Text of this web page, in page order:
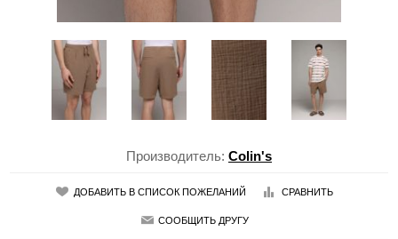
Производитель: Colin's
ДОБАВИТЬ В СПИСОК ПОЖЕЛАНИЙ СРАВНИТЬ
СООБЩИТЬ ДРУГУ